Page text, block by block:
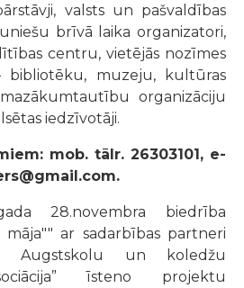
valsts un pašvaldības
brīvā laika organizatori,
centru, vietējās nozīmes
bibliotēku, muzeju, kultūras
organizāciju
iedzīvotāji.
mob. tālr. 26303101, e-
28.novembra biedrība
māja"" ar sadarbības partneri
Augstskolu un koledžu
īsteno projektu